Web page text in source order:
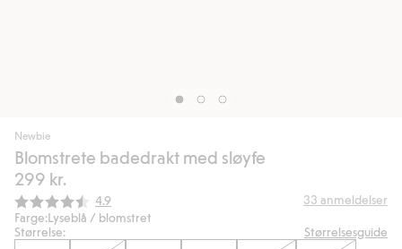
Newbie
Blomstrete badedrakt med sløyfe
299 kr.
Gjennomsnittskarakter:
4.9 33 anmeldelser
Farge:Lyseblå / blomstret
Størrelse:
Størrelsesguide